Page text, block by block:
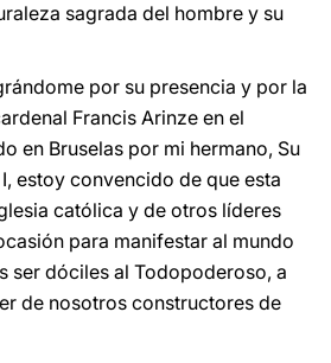
sagrada del hombre y su
por su presencia y por la
Francis Arinze en el
en Bruselas por mi hermano, Su
estoy convencido de que esta
católica y de otros líderes
para manifestar al mundo
ser dóciles al Todopoderoso, a
de nosotros constructores de